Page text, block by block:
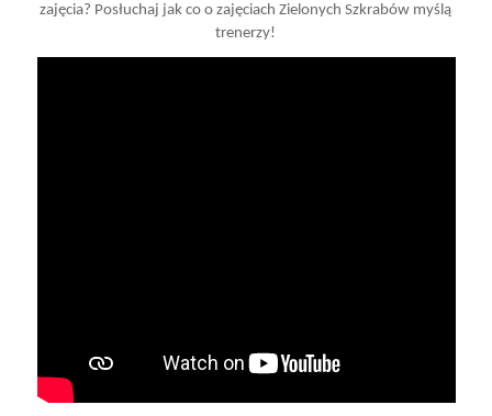
zajęcia? Posłuchaj jak co o zajęciach Zielonych Szkrabów myślą
trenerzy!